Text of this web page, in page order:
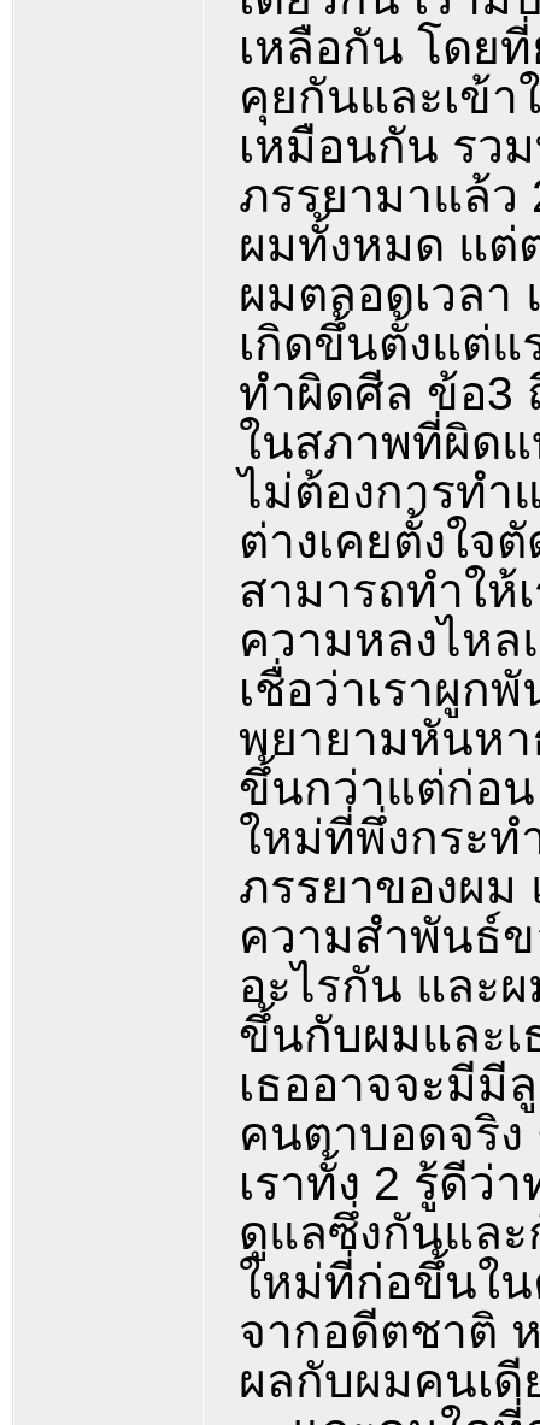
เหลือกัน โดย
คุยกันและเข้า
เหมือนกัน รว
ภรรยามาแล้ว
ผมทั้งหมด แต่
ผมตลอดเวลา
เกิดขึ้นตั้งแต่แ
ทำผิดศีล ข้อ3
ในสภาพที่ผิดแ
ไม่ต้องการทำ
ต่างเคยตั้งใจ
สามารถทำให้
ความหลงไห
เชื่อว่าเราผูก
พยายามหันหา
ขึ้นกว่าแต่ก่อ
ใหม่ที่พึ่งกระท
ภรรยาของผม
ความสำพันธ์ข
อะไรกัน และ
ขึ้นกับผมและเ
เธออาจจะมีมี
คนตาบอดจริง
เราทั้ง 2 รู้ดีว่
ดูแลซึ่งกันและ
ใหม่ที่ก่อขึ้นใน
จากอดีตชาติ
ผลกับผมคนเดี